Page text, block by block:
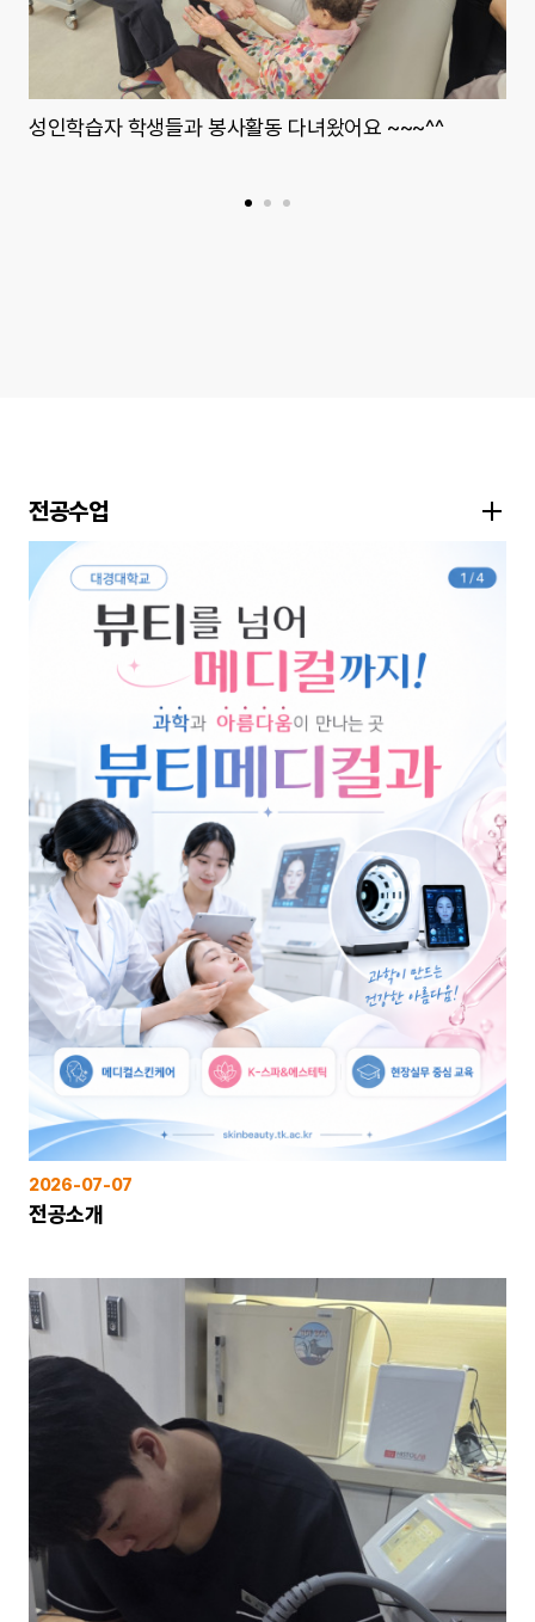
성인학습자 학생들과 봉사활동 다녀왔어요 ~~~^^
전공수업
2026-07-07
전공소개